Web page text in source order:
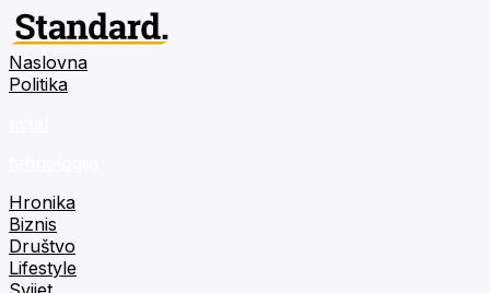
Naslovna
Politika
Hronika
Biznis
Društvo
Lifestyle